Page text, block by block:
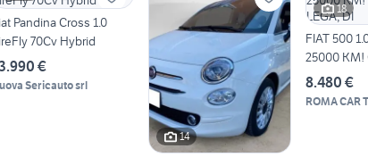
Pandina Cross 1.0
70Cv Hybrid
€
Sericauto srl
14
18
FIAT 500
25000 KM!
LEGA, DI
8.480 €
ROMA CAR